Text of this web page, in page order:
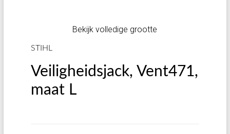
Bekijk volledige grootte
STIHL
Veiligheidsjack, Vent471,
maat L